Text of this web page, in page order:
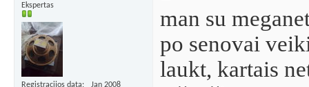
Ekspertas
Registracijos data
Jan 2008
man su
po senovai
laukt, kartais